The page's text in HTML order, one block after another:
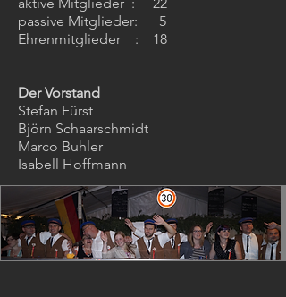
passive Mitglieder: 5
Ehrenmitglieder : 18
Der Vorstand
Stefan Fürst
Björn Schaarschmidt
Marco Buhler
Isabell Hoffmann